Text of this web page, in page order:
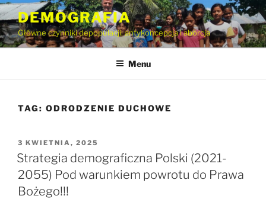
Przejdź
do
treści
DEMOGRAFIA
Główne czynniki depopulacji: antykoncepcja i aborcja
Menu
TAG: ODRODZENIE DUCHOWE
OPUBLIKOWANE
W
3 KWIETNIA, 2025
Strategia demograficzna Polski (2021-
2055) Pod warunkiem powrotu do Prawa
Bożego!!!